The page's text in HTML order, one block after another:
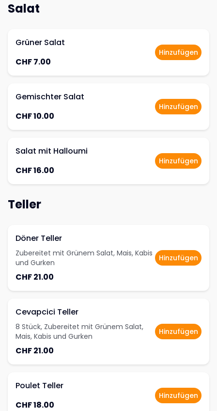
Salat
Grüner Salat
CHF 7.00
Hinzufügen
Gemischter Salat
CHF 10.00
Hinzufügen
Salat mit Halloumi
CHF 16.00
Hinzufügen
Teller
Döner Teller
Zubereitet mit Grünem Salat, Mais, Kabis
und Gurken
CHF 21.00
Hinzufügen
Cevapcici Teller
8 Stück, Zubereitet mit Grünem Salat,
Mais, Kabis und Gurken
CHF 21.00
Hinzufügen
Poulet Teller
CHF 18.00
Hinzufügen